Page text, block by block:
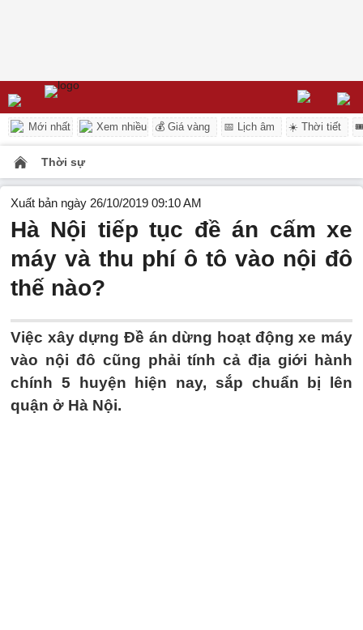
Mới nhất Xem nhiều 💰 Giá vàng 📅 Lịch âm ☀️ Thời tiết
Thời sự
Xuất bản ngày 26/10/2019 09:10 AM
Hà Nội tiếp tục đề án cấm xe
máy và thu phí ô tô vào nội đô
thế nào?
Việc xây dựng Đề án dừng hoạt động xe máy
vào nội đô cũng phải tính cả địa giới hành
chính 5 huyện hiện nay, sắp chuẩn bị lên
quận ở Hà Nội.